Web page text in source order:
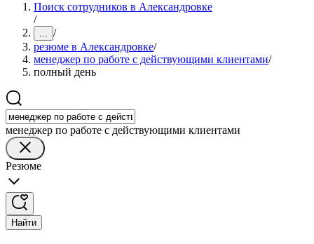
Поиск сотрудников в Александровке
/
... /
резюме в Александровке/
менеджер по работе с действующими клиентами/
полный день
менеджер по работе с действующими клиентами
Резюме
Найти